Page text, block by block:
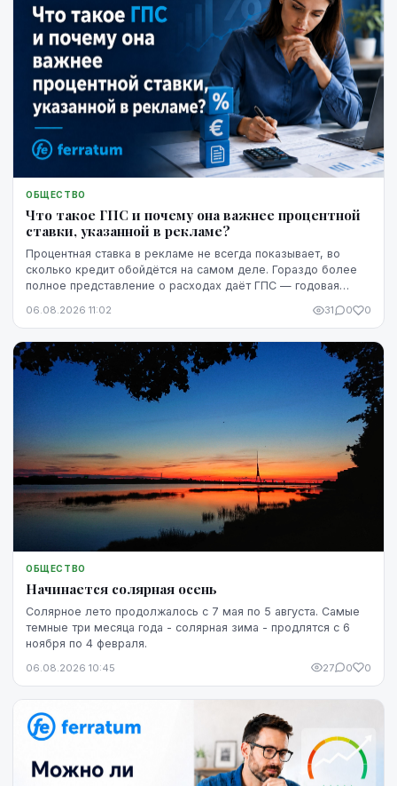
ОБЩЕСТВО
Что такое ГПС и почему она важнее процентной
ставки, указанной в рекламе?
Процентная ставка в рекламе не всегда показывает, во
сколько кредит обойдётся на самом деле. Гораздо более
полное представление о расходах даёт ГПС — годовая
06.08.2026 11:02 31 0 0
ОБЩЕСТВО
Начинается солярная осень
Солярное лето продолжалось с 7 мая по 5 августа. Самые
темные три месяца года - солярная зима - продлятся с 6
ноября по 4 февраля.
06.08.2026 10:45 27 0 0